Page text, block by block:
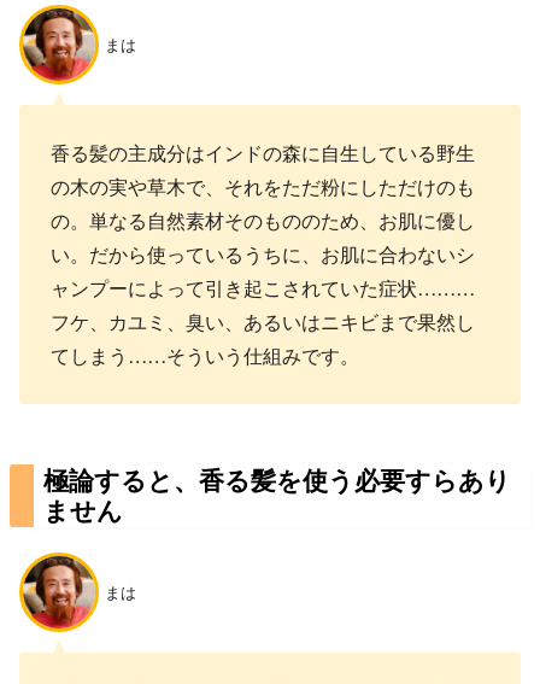
まは
香る髪の主成分はインドの森に自生している野生
の木の実や草木で、それをただ粉にしただけのも
の。単なる自然素材そのもののため、お肌に優し
い。だから使っているうちに、お肌に合わないシ
ャンプーによって引き起こされていた症状………
フケ、カユミ、臭い、あるいはニキビまで果然し
てしまう……そういう仕組みです。
極論すると、香る髪を使う必要すらあり
ません
まは